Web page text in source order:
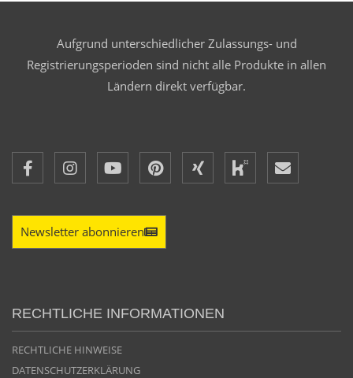
Aufgrund unterschiedlicher Zulassungs- und
Registrierungsperioden sind nicht alle Produkte in allen
Ländern direkt verfügbar.
Newsletter abonnieren
RECHTLICHE INFORMATIONEN
RECHTLICHE HINWEISE
DATENSCHUTZERKLÄRUNG